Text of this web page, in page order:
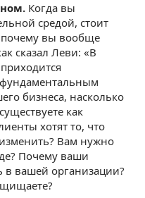
Когда вы
средой, стоит
почему вы вообще
сказал Леви: «В
бизнеса, насколько
как
хотят то, что
Вам нужно
Почему ваши
в вашей организации?